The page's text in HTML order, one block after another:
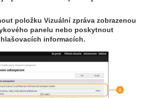
položku Vizuální zpráva zobrazenou
panelu nebo poskytnout
informacích.